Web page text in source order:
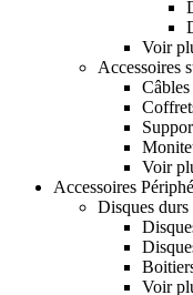
Voir
Accessoires
Voir
Accessoires
Disques durs
Voir